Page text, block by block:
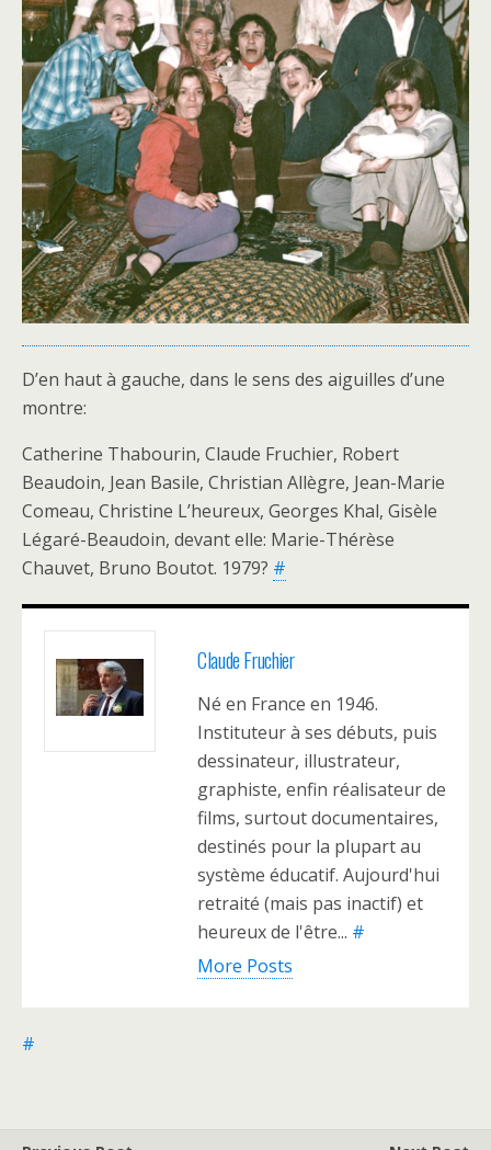
D’en haut à gauche, dans le sens des aiguilles d’une
montre:
Catherine Thabourin, Claude Fruchier, Robert
Beaudoin, Jean Basile, Christian Allègre, Jean-Marie
Comeau, Christine L’heureux, Georges Khal, Gisèle
Légaré-Beaudoin, devant elle: Marie-Thérèse
Chauvet, Bruno Boutot. 1979? #
Claude Fruchier
Né en France en 1946.
Instituteur à ses débuts, puis
dessinateur, illustrateur,
graphiste, enfin réalisateur de
films, surtout documentaires,
destinés pour la plupart au
système éducatif. Aujourd'hui
retraité (mais pas inactif) et
heureux de l'être... #
More Posts
#